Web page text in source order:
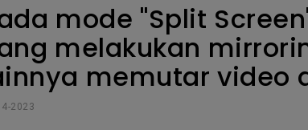
mode "Split
melakukan
memutar video
2023